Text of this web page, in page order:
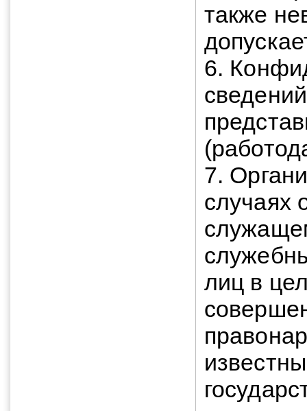
также
6.
7.
случаях
лиц в